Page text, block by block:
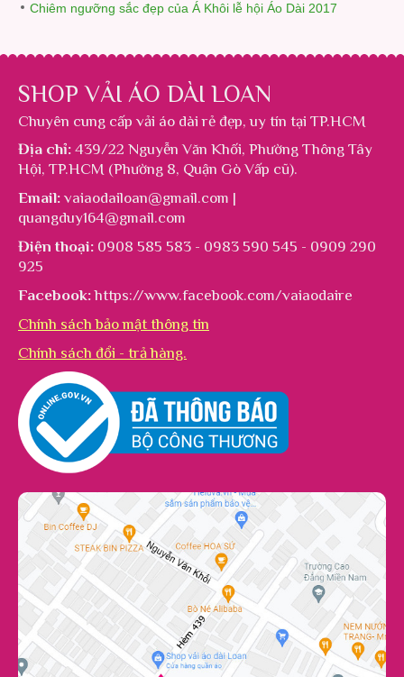
Chiêm ngưỡng sắc đẹp của Á Khôi lễ hội Áo Dài 2017
SHOP VẢI ÁO DÀI LOAN
Chuyên cung cấp vải áo dài rẻ đẹp, uy tín tại TP.HCM
Địa chỉ: 439/22 Nguyễn Văn Khối, Phường Thông Tây
Hội, TP.HCM (Phường 8, Quận Gò Vấp cũ).
Email: vaiaodailoan@gmail.com |
quangduy164@gmail.com
Điện thoại: 0908 585 583 - 0983 590 545 - 0909 290
925
Facebook: https://www.facebook.com/vaiaodaire
Chính sách bảo mật thông tin
Chính sách đổi - trả hàng.